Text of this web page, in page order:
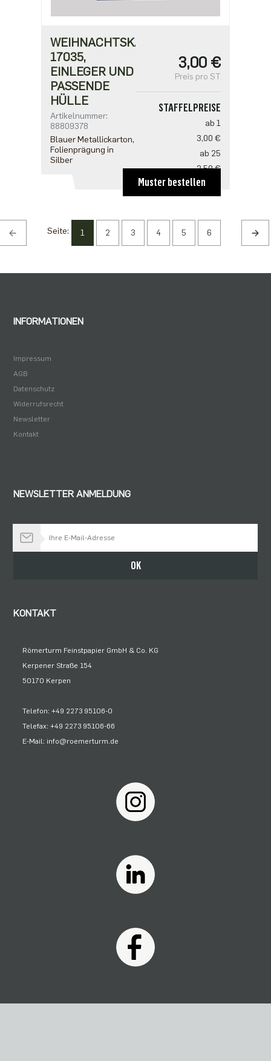
WEIHNACHTSKARTE
17035,
EINLEGER UND
PASSENDE
HÜLLE
Artikelnummer:
88809378
Blauer Metallickarton,
Folienprägung in
Silber
3,00 €
Preis pro ST
STAFFELPREISE
ab 1
3,00 €
ab 25
2,50 €
ab 100
2,18 €
1,91 €
Muster bestellen
Seite: 1 2 3 4 5 6
INFORMATIONEN
Impressum
AGB
Datenschutz
Widerrufsrecht
Newsletter
Kontakt
NEWSLETTER ANMELDUNG
OK
KONTAKT
Römerturm Feinstpapier GmbH & Co. KG
Kerpener Straße 154
50170 Kerpen
Telefon: +49 2273 95106-0
Telefax: +49 2273 95106-66
E-Mail: info@roemerturm.de